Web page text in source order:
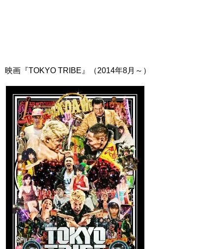
映画『TOKYO TRIBE』（2014年8月～）